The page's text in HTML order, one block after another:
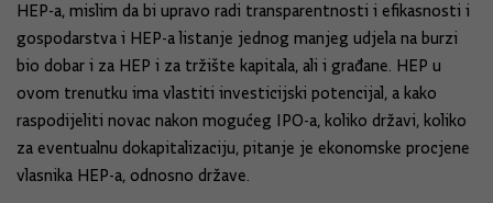
HEP-a, mislim da bi upravo radi transparentnosti i efikasnosti i
gospodarstva i HEP-a listanje jednog manjeg udjela na burzi
bio dobar i za HEP i za tržište kapitala, ali i građane. HEP u
ovom trenutku ima vlastiti investicijski potencijal, a kako
raspodijeliti novac nakon mogućeg IPO-a, koliko državi, koliko
za eventualnu dokapitalizaciju, pitanje je ekonomske procjene
vlasnika HEP-a, odnosno države.